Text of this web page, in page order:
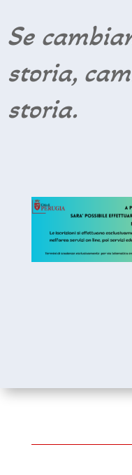
Se
storia,
storia.